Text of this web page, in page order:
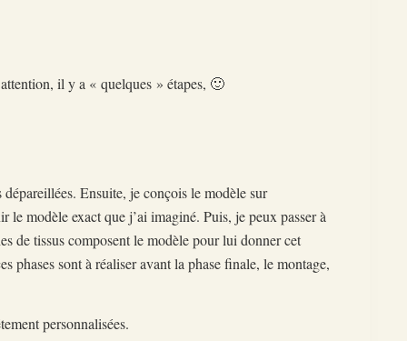
il y a « quelques » étapes, 🙂
Ensuite, je conçois le modèle sur
modèle exact que j’ai imaginé. Puis, je peux passer à
de tissus composent le modèle pour lui donner cet
phases sont à réaliser avant la phase finale, le montage,
personnalisées.